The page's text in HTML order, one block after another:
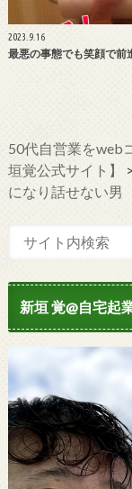
2023.9.16
最悪の事態でも笑顔で前
50代自営業をweb
垣覚公式サイト】
>
になり話せない男
新垣 覚@自宅起